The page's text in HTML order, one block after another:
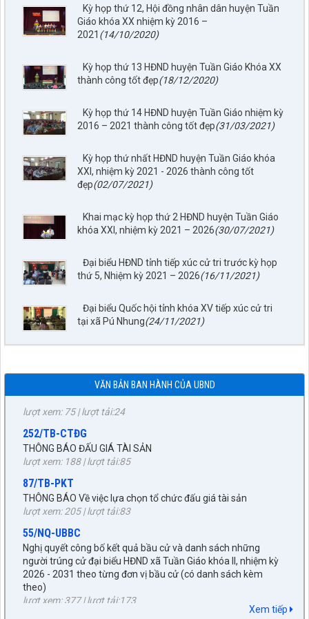
Kỳ họp thứ 12, Hội đồng nhân dân huyện Tuần
Giáo khóa XX nhiệm kỳ 2016 –
2021 (14/10/2020)
Kỳ họp thứ 13 HĐND huyện Tuần Giáo Khóa XX
thành công tốt đẹp(18/12/2020)
Kỳ họp thứ 14 HĐND huyện Tuần Giáo nhiệm kỳ
2016 – 2021 thành công tốt đẹp(31/03/2021)
Kỳ họp thứ nhất HĐND huyện Tuần Giáo khóa
XXI, nhiệm kỳ 2021 - 2026 thành công tốt
đẹp(02/07/2021)
Khai mạc kỳ họp thứ 2 HĐND huyện Tuần Giáo
khóa XXI, nhiệm kỳ 2021 – 2026(30/07/2021)
Đại biểu HĐND tỉnh tiếp xúc cử tri trước kỳ họp
thứ 5, Nhiệm kỳ 2021 – 2026(16/11/2021)
Đại biểu Quốc hội tỉnh khóa XV tiếp xúc cử tri
tại xã Pú Nhung(24/11/2021)
VĂN BẢN BAN HÀNH CỦA UBND
797./TTPTQĐ-KV2
Về việc đăng tải lên trên Cổng thông tin điện tử của UBND xã
Tuần Giáo công khai dự thảo phương án bồi thường, hỗ trợ
(đợt 6)công trình: Hồ bản phủ thuộc dự án cụm Hồbản Phủ -
Nậm Là tỉnh Điện Biên
lượt xem: 42 | lượt tải:33
1872/KH-UBND
xã Tuần Giáo
lượt xem: 75 | lượt tải:24
252/TB-CTĐG
THÔNG BÁO ĐẤU GIÁ TÀI SẢN
lượt xem: 188 | lượt tải:85
87/TB-PKT
THÔNG BÁO Về việc lựa chọn tổ chức đấu giá tài sản
lượt xem: 205 | lượt tải:83
55/NQ-UBBC
Nghị quyết công bố kết quả bầu cử và danh sách những
người trúng cử đại biểu HĐND xã Tuần Giáo khóa II, nhiệm kỳ
2026 - 2031 theo từng đơn vị bầu cử (có danh sách kèm
theo)
lượt xem: 377 | lượt tải:173
672/KH-UBND
KẾ HOẠCH tháng 3 năm 2026 Đấu giá quyền sử dụng đất, để
Xem tiếp
27/NQ-HĐND
Về chủ trương sắp xếp đơn vị hành chính cấp xã trên địa bàn
huyện Tuần Giáo, tỉnh Điện Biên (gửi bản kèm Biên Bản kỳ